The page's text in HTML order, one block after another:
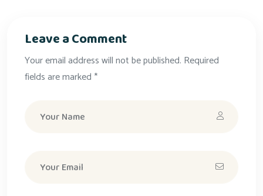
Leave a Comment
Your email address will not be published. Required
fields are marked *